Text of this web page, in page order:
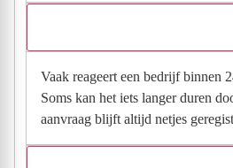
Vaak reageert een bedrijf binnen
Soms kan het iets langer duren
aanvraag blijft altijd netjes